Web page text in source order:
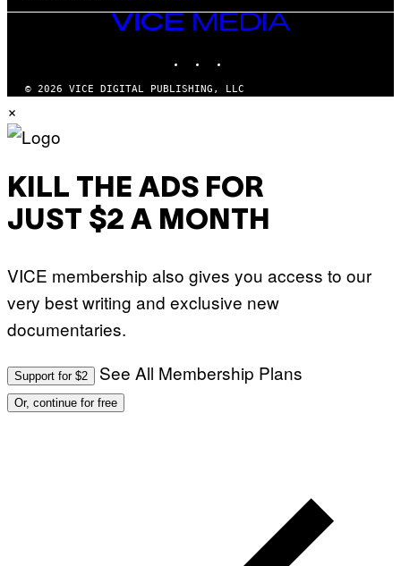
VICE
MEDIA
© 2026 VICE DIGITAL PUBLISHING, LLC
×
KILL THE ADS FOR
JUST $2 A MONTH
VICE membership also gives you access to our
very best writing and exclusive new
documentaries.
Support for $2 See All Membership Plans
Or, continue for free